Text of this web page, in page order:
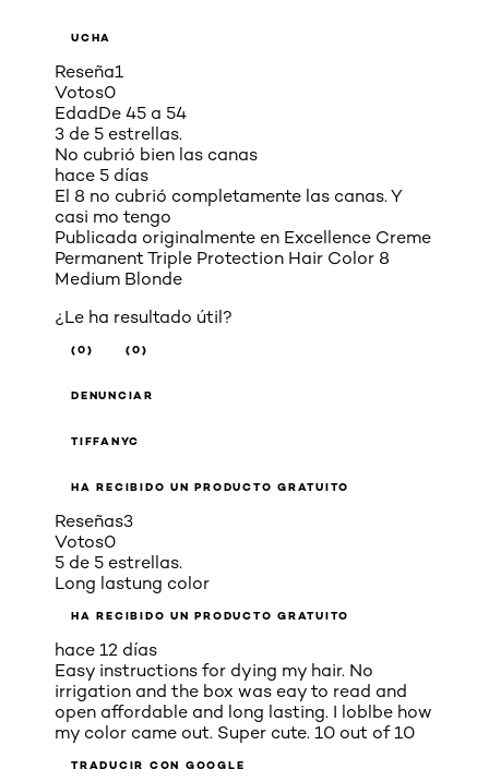
UCHA
Reseña1
Votos0
EdadDe 45 a 54
3 de 5 estrellas.
No cubrió bien las canas
hace 5 días
El 8 no cubrió completamente las canas. Y
casi mo tengo
Publicada originalmente en Excellence Creme
Permanent Triple Protection Hair Color 8
Medium Blonde
¿Le ha resultado útil?
(0) (0)
DENUNCIAR
TIFFANYC
HA RECIBIDO UN PRODUCTO GRATUITO
Reseñas3
Votos0
5 de 5 estrellas.
Long lastung color
HA RECIBIDO UN PRODUCTO GRATUITO
hace 12 días
Easy instructions for dying my hair. No
irrigation and the box was eay to read and
open affordable and long lasting. I loblbe how
my color came out. Super cute. 10 out of 10
TRADUCIR CON GOOGLE